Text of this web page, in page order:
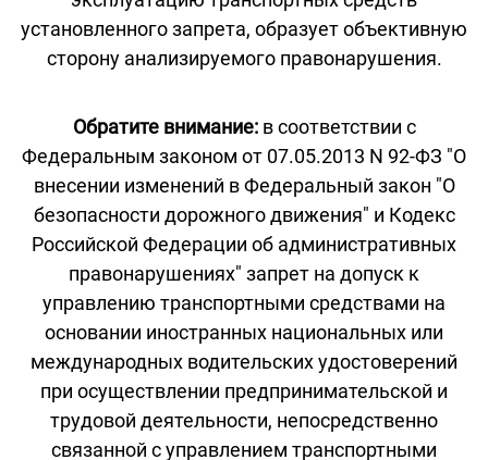
установленного запрета, образует объективную
сторону анализируемого правонарушения.
Обратите внимание:в соответствии с
Федеральным законом от 07.05.2013 N 92-ФЗ "О
внесении изменений в Федеральный закон "О
безопасности дорожного движения" и Кодекс
Российской Федерации об административных
правонарушениях" запрет на допуск к
управлению транспортными средствами на
основании иностранных национальных или
международных водительских удостоверений
при осуществлении предпринимательской и
трудовой деятельности, непосредственно
связанной с управлением транспортными